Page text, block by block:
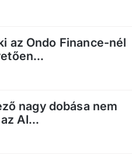
az Ondo Finance-nél
nagy dobása nem
AI...